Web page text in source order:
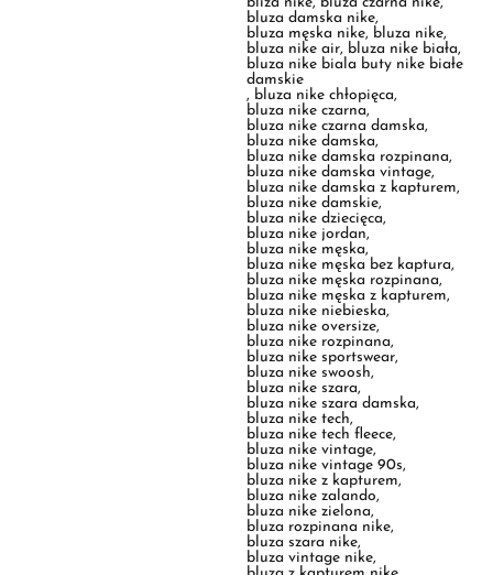
,bluza nike chłopięca,
bluza nike czarna,
bluza nike czarna damska,
bluza nike damska,
bluza nike damska rozpinana,
bluza nike damska vintage
bluza nike damska z kapturem
bluza nike damskie,
bluza nike dziecięca,
bluza nike jordan,
bluza nike męska,
bluza nike męska bez kaptura
bluza nike męska rozpinana,
bluza nike męska z kapturem
bluza nike niebieska
bluza nike oversize
bluza nike rozpinana
bluza nike sportswear ,
bluza nike swoosh,
bluza nike szara,
bluza nike szara damska
bluza nike tech,
bluza nike tech fleece
bluza nike vintage,
bluza nike vintage 90s
bluza nike z kapturem
,
bluza nike zalando,
bluza nike zielona
bluza rozpinana nike,
bluza szara nike,
bluza vintage nike
bluza z kapturem nike,
bluza z nike spodnie nike szare
bluzka nike,bluzka nike męska
bluzy damskie nike,
bluzy damskie nike wyprzedaż
bluzy dla par nike,